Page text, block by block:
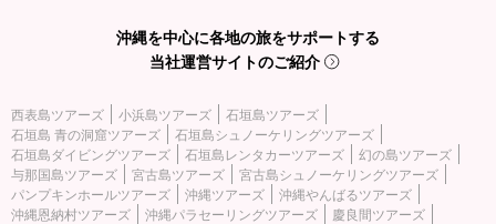
沖縄を中心に各地の旅をサポートする
当社運営サイトのご紹介
西表島ツアーズ 小浜島ツアーズ
石垣島ツアーズ
石垣島 青の洞窟ツアーズ
石垣島シュノーケリングツアーズ
石垣島ダイビングツアーズ
石垣島レンタカーツアーズ
幻の島ツアーズ
与那国島ツアーズ
宮古島ツアーズ
宮古島シュノーケリングツアーズ
パンプキンホールツアーズ
沖縄ツアーズ
沖縄やんばるツアーズ
沖縄恩納村ツアーズ
沖縄パラセーリングツアーズ
慶良間ツアーズ